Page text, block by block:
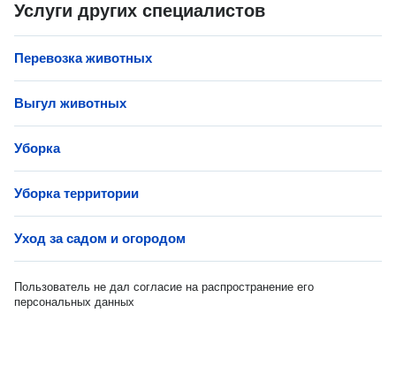
Услуги других специалистов
Перевозка животных
Выгул животных
Уборка
Уборка территории
Уход за садом и огородом
Пользователь не дал согласие на распространение его
персональных данных